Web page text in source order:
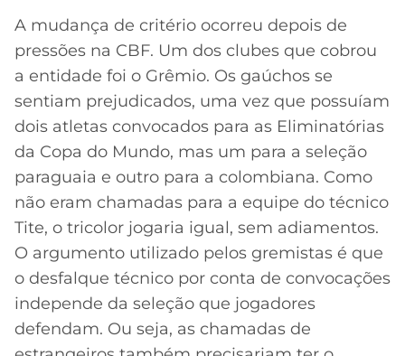
A mudança de critério ocorreu depois de
pressões na CBF. Um dos clubes que cobrou
a entidade foi o Grêmio. Os gaúchos se
sentiam prejudicados, uma vez que possuíam
dois atletas convocados para as Eliminatórias
da Copa do Mundo, mas um para a seleção
paraguaia e outro para a colombiana. Como
não eram chamadas para a equipe do técnico
Tite, o tricolor jogaria igual, sem adiamentos.
O argumento utilizado pelos gremistas é que
o desfalque técnico por conta de convocações
independe da seleção que jogadores
defendam. Ou seja, as chamadas de